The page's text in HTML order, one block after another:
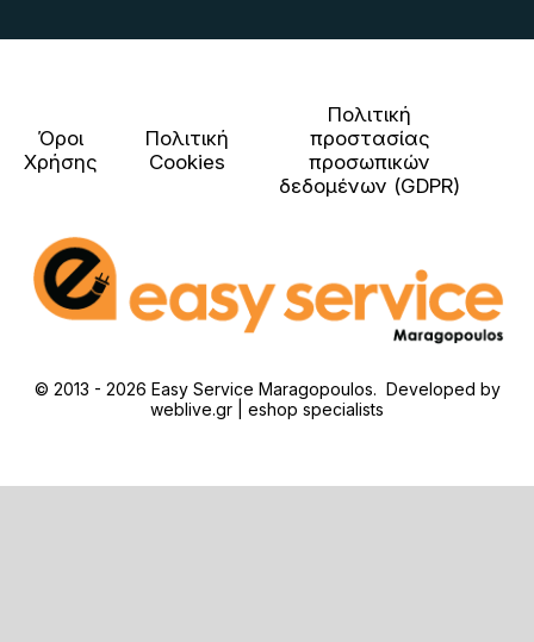
Όροι
Χρήσης
Πολιτική
Cookies
Πολιτική
προστασίας
προσωπικών
δεδομένων (GDPR)
© 2013 - 2026 Easy Service Maragopoulos. Developed by
weblive.gr | eshop specialists